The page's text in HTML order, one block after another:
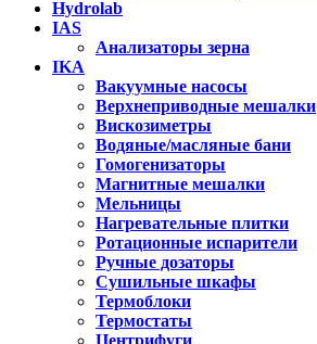
Hydrolab
IAS
Анализаторы зерна
IKA
Вакуумные насосы
Верхнеприводные мешалки
Вискозиметры
Водяные/масляные бани
Гомогенизаторы
Магнитные мешалки
Мельницы
Нагревательные плитки
Ротационные испарители
Ручные дозаторы
Сушильные шкафы
Термоблоки
Термостаты
Центрифуги